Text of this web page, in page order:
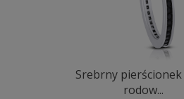
Srebrny
rodow...